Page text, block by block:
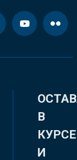
В
КУРСЕ
И